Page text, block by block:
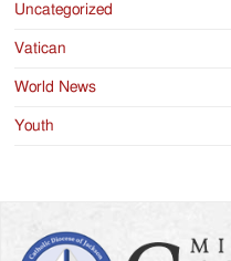
Uncategorized
Vatican
World News
Youth